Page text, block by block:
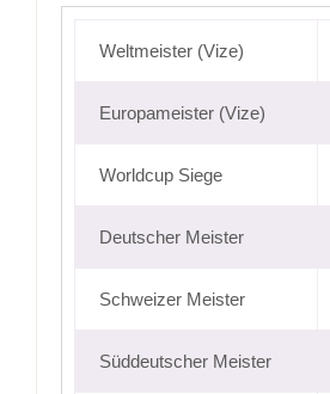
Weltmeister (Vize)
Europameister (Vize)
Worldcup Siege
Deutscher Meister
Schweizer Meister
Süddeutscher Meister